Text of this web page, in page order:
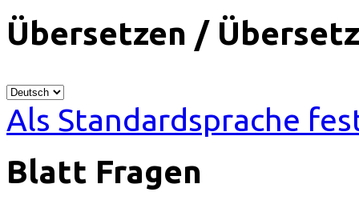
Übersetzen /
Als Standardsprache
Blatt Fragen